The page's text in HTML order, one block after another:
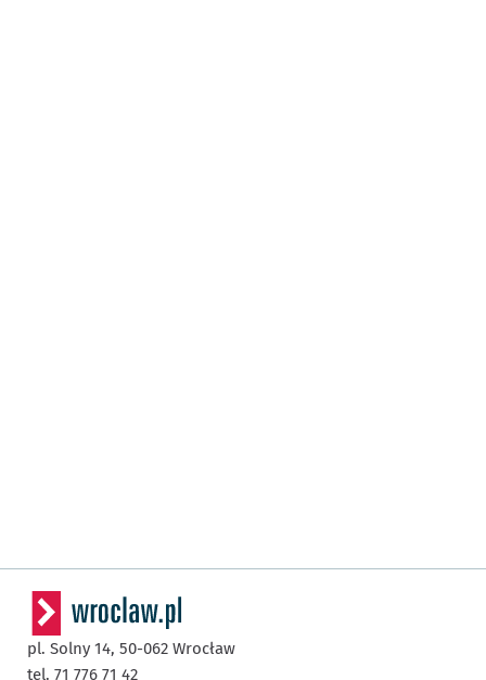
pl. Solny 14, 50-062 Wrocław
tel. 71 776 71 42